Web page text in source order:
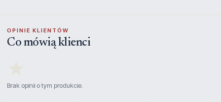
OPINIE KLIENTÓW
Co mówią klienci
Brak opinii o tym produkcie.